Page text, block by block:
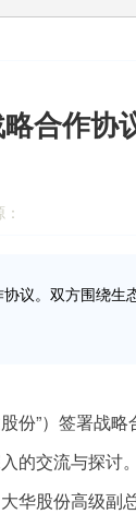
合作协
议。双方围绕生
”）签署战略
的交流与探讨
华股份高级副